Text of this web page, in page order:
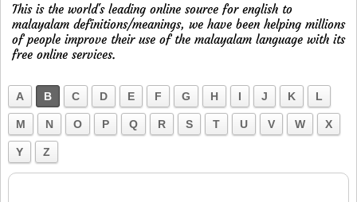
This is the world's leading online source for english to
malayalam definitions/meanings, we have been helping millions
of people improve their use of the malayalam language with its
free online services.
A B C D E F G H I J K L
M N O P Q R S T U V W X
Y Z